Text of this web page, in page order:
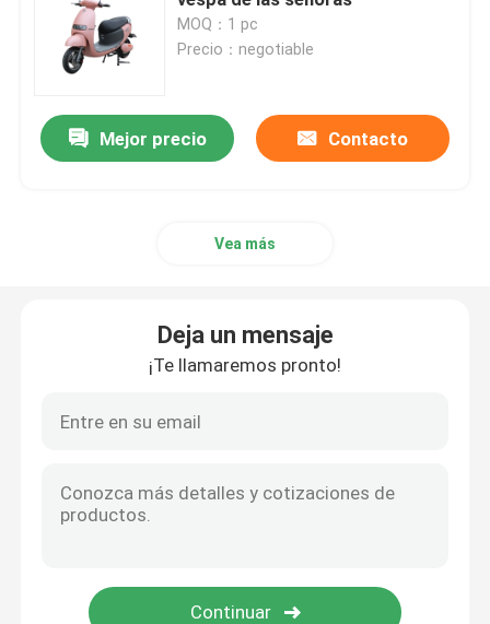
vespa del equilibrio eléctrico
Vespa eléctrica del pedal
Vespa eléctrica de la gama larga
Mini Car eléctrico
MOQ：1 pc
Precio：negotiable
Mejor precio Contacto
Vea más
Deja un mensaje
¡Te llamaremos pronto!